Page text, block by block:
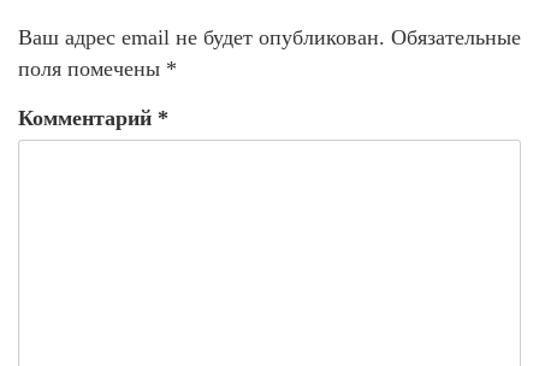
Ваш адрес email не будет опубликован. Обязательные
поля помечены *
Комментарий *